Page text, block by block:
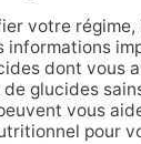
votre
informations
dont vous
glucides
vous
pour